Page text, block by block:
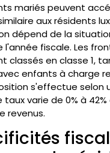
mariés peuvent
aux résidents
dépend de la
l'année fiscale. Les
classés en classe 1,
enfants à charge
s'effectue selon
taux varie de 0% à
revenus.